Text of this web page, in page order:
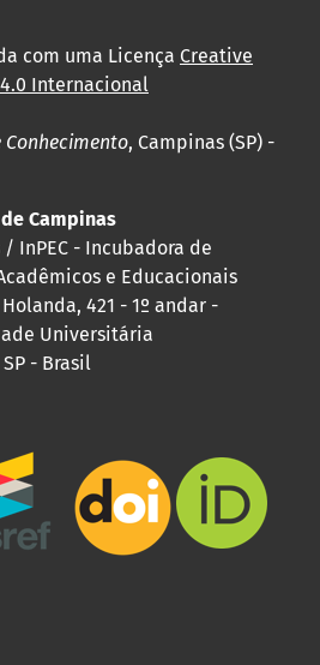
com uma Licença Creative
Internacional
Conhecimento, Campinas (SP) -
Campinas
InPEC - Incubadora de
e Educacionais
421 - 1º andar -
Universitária
- Brasil